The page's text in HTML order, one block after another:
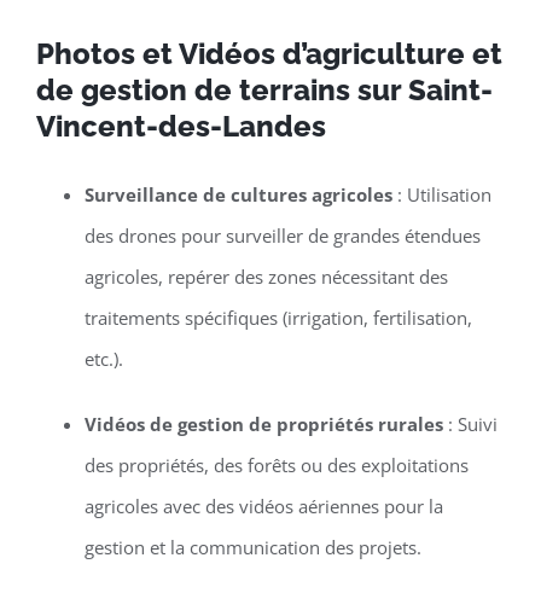
Photos et Vidéos d’agriculture et
de gestion de terrains sur Saint-
Vincent-des-Landes
Surveillance de cultures agricoles: Utilisation
des drones pour surveiller de grandes étendues
agricoles, repérer des zones nécessitant des
traitements spécifiques (irrigation, fertilisation,
etc.).
Vidéos de gestion de propriétés rurales: Suivi
des propriétés, des forêts ou des exploitations
agricoles avec des vidéos aériennes pour la
gestion et la communication des projets.